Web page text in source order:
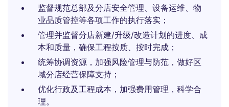
监督规范总部及分店安全管理、设备运维、物
业品质管控等各项工作的执行落实；
管理并监督分店新建/升级/改造计划的进度、成
本和质量，确保工程按质、按时完成；
统筹协调资源，加强风险管理与防范，做好区
域分店经营保障支持；
优化行政及工程成本，加强费用管理，科学合
理。